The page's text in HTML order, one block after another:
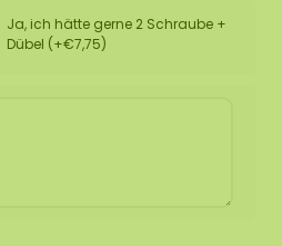
Ja, ich hätte gerne 2 Schraube +
Dübel (+€7,75)